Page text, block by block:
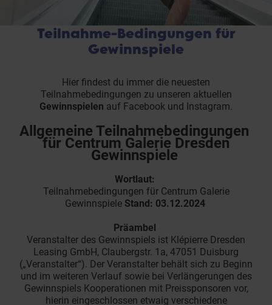
Teilnahme-Bedingungen für
Gewinnspiele
Hier findest du immer die neuesten
Teilnahmebedingungen zu unseren aktuellen
Gewinnspielen auf Facebook und Instagram.
Allgemeine Teilnahmebedingungen
für Centrum Galerie Dresden
Gewinnspiele
Wortlaut:
Teilnahmebedingungen für Centrum Galerie
Gewinnspiele Stand: 03.12.2024
Präambel
Veranstalter des Gewinnspiels ist Klépierre Dresden
Leasing GmbH, Claubergstr. 1a, 47051 Duisburg
(„Veranstalter“). Der Veranstalter behält sich zu Beginn
und im weiteren Verlauf sowie bei Verlängerungen des
Gewinnspiels Kooperationen mit Preissponsoren vor,
hierin eingeschlossen etwaig verschiedene